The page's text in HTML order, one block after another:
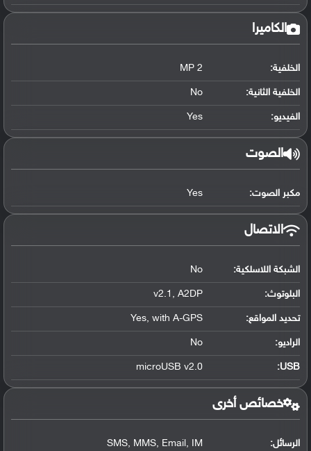
الكاميرا
الخلفية: 2 MP
الخلفية الثانية: No
الفيديو: Yes
الصوت
مكبر الصوت: Yes
الاتصال
الشبكة اللاسلكية: No
البلوتوث:
v2.1, A2DP
تحديد المواقع:
Yes, with A-GPS
الراديو: No
USB
:
microUSB v2.0
خصائص أخرى
الرسائل: SMS, MMS, Email, IM